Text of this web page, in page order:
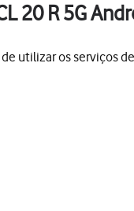
20 R 5G
utilizar os serviços